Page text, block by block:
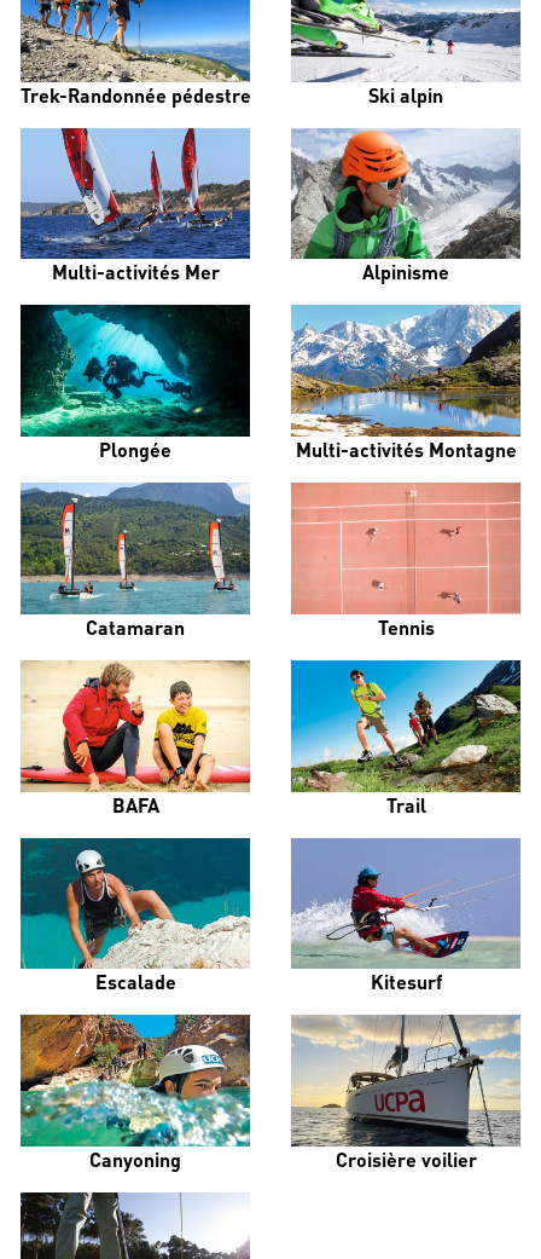
Trek-Randonnée pédestre Ski alpin
Multi-activités Mer Alpinisme
Plongée Multi-activités Montagne
Catamaran Tennis
BAFA Trail
Escalade Kitesurf
Canyoning Croisière voilier